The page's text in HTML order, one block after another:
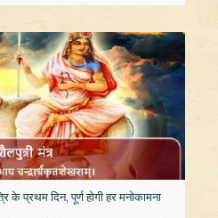
के प्रथम दिन, पूर्ण होगी हर मनोकामना